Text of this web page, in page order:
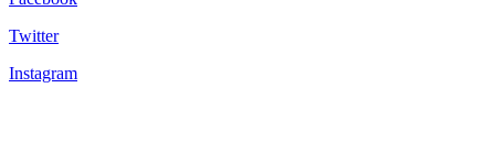
Twitter
Instagram